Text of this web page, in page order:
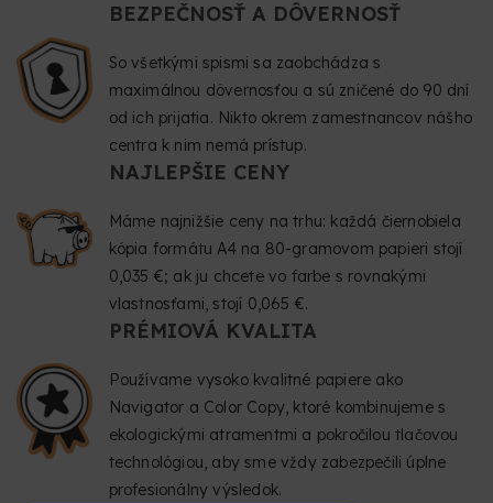
BEZPEČNOSŤ A DÔVERNOSŤ
So všetkými spismi sa zaobchádza s
maximálnou dôvernosťou a sú zničené do 90 dní
od ich prijatia. Nikto okrem zamestnancov nášho
centra k nim nemá prístup.
NAJLEPŠIE CENY
Máme najnižšie ceny na trhu: každá čiernobiela
kópia formátu A4 na 80-gramovom papieri stojí
0,035 €; ak ju chcete vo farbe s rovnakými
vlastnosťami, stojí 0,065 €.
PRÉMIOVÁ KVALITA
Používame vysoko kvalitné papiere ako
Navigator a Color Copy, ktoré kombinujeme s
ekologickými atramentmi a pokročilou tlačovou
technológiou, aby sme vždy zabezpečili úplne
profesionálny výsledok.